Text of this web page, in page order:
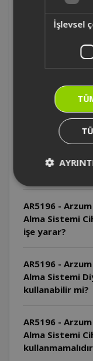
AR5196 -
Alma Sistemi
beklenmelidir?
AR5196 -
Alma Sistemi
seviyesi
AR5196 -
Alma Sistemi
AR5196 -
Alma Sistemi
işe yarar?
AR5196 -
Alma Sistemi
kullanabilir mi?
AR5196 -
Alma Sistemi
İşlevsel